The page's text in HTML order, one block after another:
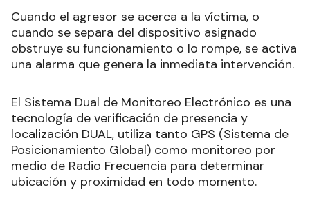
Cuando el agresor se acerca a la víctima, o
cuando se separa del dispositivo asignado
obstruye su funcionamiento o lo rompe, se activa
una alarma que genera la inmediata intervención.
El Sistema Dual de Monitoreo Electrónico es una
tecnología de verificación de presencia y
localización DUAL, utiliza tanto GPS (Sistema de
Posicionamiento Global) como monitoreo por
medio de Radio Frecuencia para determinar
ubicación y proximidad en todo momento.